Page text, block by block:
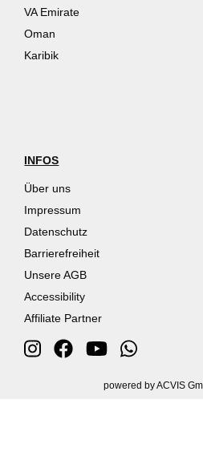
VA Emirate
Oman
Karibik
INFOS
Über uns
Impressum
Datenschutz
Barrierefreiheit
Unsere AGB
Accessibility
Affiliate Partner
powered by ACVIS